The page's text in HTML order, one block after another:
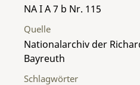
NA I A 7 b Nr. 115
Quelle
Nationalarchiv der
Bayreuth
Schlagwörter